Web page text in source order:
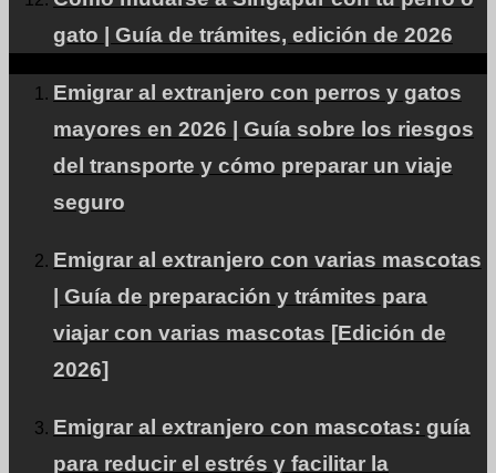
gato | Guía de trámites, edición de 2026
Emigrar al extranjero con perros y gatos
mayores en 2026 | Guía sobre los riesgos
del transporte y cómo preparar un viaje
seguro
Emigrar al extranjero con varias mascotas
| Guía de preparación y trámites para
viajar con varias mascotas [Edición de
2026]
Emigrar al extranjero con mascotas: guía
para reducir el estrés y facilitar la
RECLUTA
Perfil de la empresa
Se buscan socios para la Alianza
Política de privacidad.
PÁGINA ARRIBA